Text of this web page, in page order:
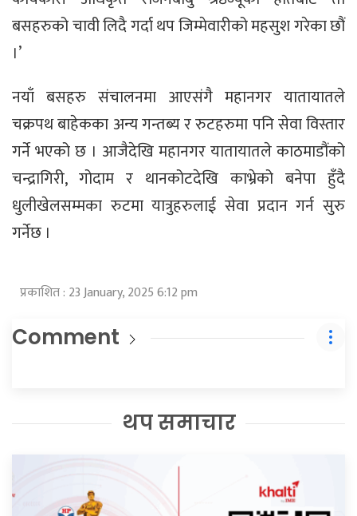
बसहरुको चावी लिदै गर्दा थप जिम्मेवारीको महसुश गरेका छौं
।’
नयाँ बसहरु संचालनमा आएसंगै महानगर यातायातले
चक्रपथ बाहेकका अन्य गन्तब्य र रुटहरुमा पनि सेवा विस्तार
गर्ने भएको छ । आजैदेखि महानगर यातायातले काठमाडौंको
चन्द्रागिरी, गोदाम र थानकोटदेखि काभ्रेको बनेपा हुँदै
धुलीखेलसम्मका रुटमा यात्रुहरुलाई सेवा प्रदान गर्न सुरु
गर्नेछ ।
प्रकाशित : 23 January, 2025 6:12 pm
Comment
थप समाचार